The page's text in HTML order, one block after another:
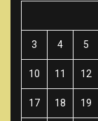
3 4 5
10 11 12
17 18 19